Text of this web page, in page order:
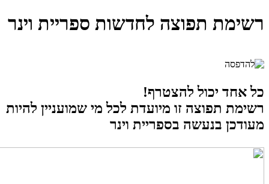
רשימת תפוצה לחדשות ספריית וינר
כל אחד יכול להצטרף!
​רשימת תפוצה זו מיועדת לכל מי שמועניין להיות
מעודכן בנעשה בספריית וינר